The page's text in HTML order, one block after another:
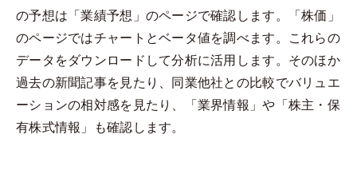
の予想は「業績予想」のページで確認します。「株価」
のページではチャートとベータ値を調べます。これらの
データをダウンロードして分析に活用します。そのほか
過去の新聞記事を見たり、同業他社との比較でバリュエ
ーションの相対感を見たり、「業界情報」や「株主・保
有株式情報」も確認します。